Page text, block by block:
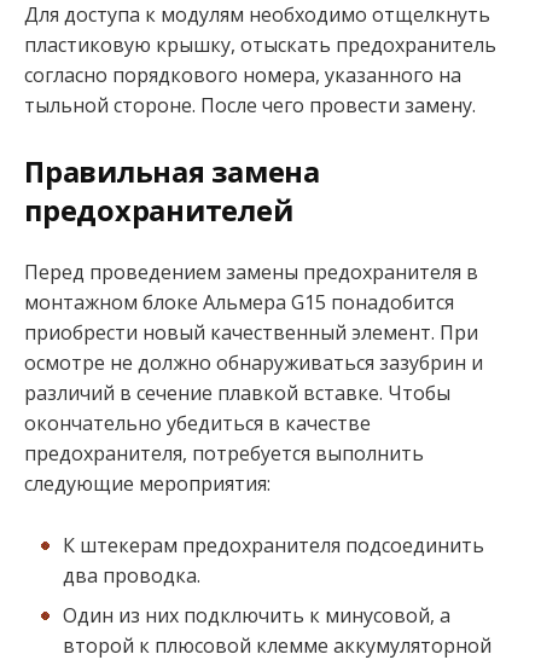
Для доступа к модулям необходимо отщелкнуть
пластиковую крышку, отыскать предохранитель
согласно порядкового номера, указанного на
тыльной стороне. После чего провести замену.
Правильная замена
предохранителей
Перед проведением замены предохранителя в
монтажном блоке Альмера G15 понадобится
приобрести новый качественный элемент. При
осмотре не должно обнаруживаться зазубрин и
различий в сечение плавкой вставке. Чтобы
окончательно убедиться в качестве
предохранителя, потребуется выполнить
следующие мероприятия:
К штекерам предохранителя подсоединить
два проводка.
Один из них подключить к минусовой, а
второй к плюсовой клемме аккумуляторной